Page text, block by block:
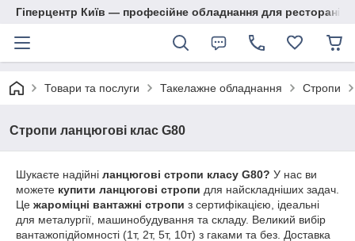
Гіперцентр Київ — професійне обладнання для ресторанів,
Товари та послуги Такелажне обладнання Стропи
Стропи ланцюгові клас G80
Шукаєте надійні ланцюгові стропи класу G80? У нас ви
можете купити ланцюгові стропи для найскладніших задач.
Це жароміцні вантажні стропи з сертифікацією, ідеальні
для металургії, машинобудування та складу. Великий вибір
вантажопідйомності (1т, 2т, 5т, 10т) з гаками та без. Доставка